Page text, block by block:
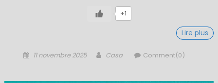
+1
Lire plus
Posted
11 novembre 2025 Author
Casa Comment(0)